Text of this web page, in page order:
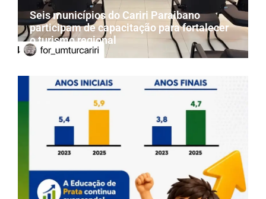
Seis municípios do Cariri Paraibano
participam de capacitação para fortalecer
o turismo regional